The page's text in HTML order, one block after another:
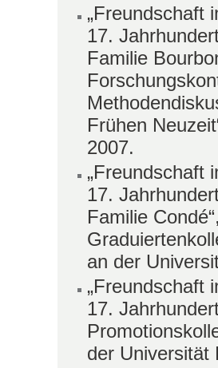
„Freundschaft
17.
Familie
Frühen
2007.
„Freundschaft
17.
Familie
an der
„Freundschaft
17.
der Universität